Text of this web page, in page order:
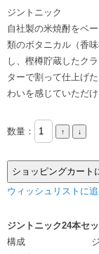
ジントニック
自社製の米焼酎をベ
類のボタニカル（香
し、樫樽貯蔵したク
ターで割って仕上げ
わいを感じていただけ
数量：
ウィッシュリストに
ジントニック24本セ
構成